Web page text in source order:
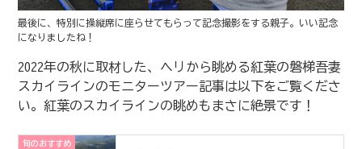
最後に、特別に操縦席に座らせてもらって記念撮影をする親子。いい記念
になりましたね！
2022年の秋に取材した、ヘリから眺める紅葉の磐梯吾妻
スカイラインのモニターツアー記事は以下をご覧くださ
い。紅葉のスカイラインの眺めもまさに絶景です！
旬のおすすめ